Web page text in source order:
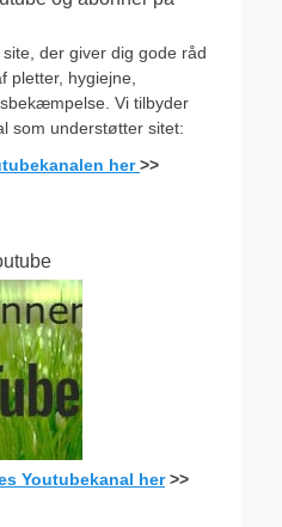
der giver dig gode råd
pletter, hygiejne,
Vi tilbyder
som understøtter sitet:
her>>
Youtubekanal her>>